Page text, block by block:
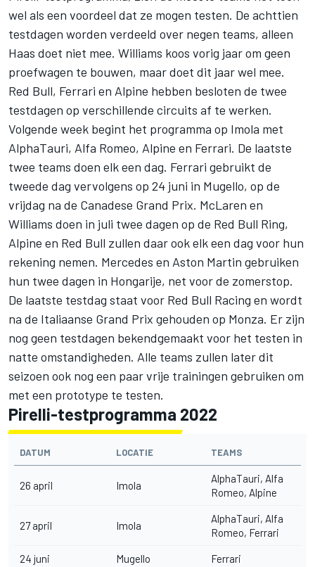
wel als een voordeel dat ze mogen testen. De achttien
testdagen worden verdeeld over negen teams, alleen
Haas doet niet mee. Williams koos vorig jaar om geen
proefwagen te bouwen, maar doet dit jaar wel mee.
Red Bull, Ferrari en Alpine hebben besloten de twee
testdagen op verschillende circuits af te werken.
Volgende week begint het programma op Imola met
AlphaTauri, Alfa Romeo, Alpine en Ferrari. De laatste
twee teams doen elk een dag. Ferrari gebruikt de
tweede dag vervolgens op 24 juni in Mugello, op de
vrijdag na de Canadese Grand Prix. McLaren en
Williams doen in juli twee dagen op de Red Bull Ring,
Alpine en Red Bull zullen daar ook elk een dag voor hun
rekening nemen. Mercedes en Aston Martin gebruiken
hun twee dagen in Hongarije, net voor de zomerstop.
De laatste testdag staat voor Red Bull Racing en wordt
na de Italiaanse Grand Prix gehouden op Monza. Er zijn
nog geen testdagen bekendgemaakt voor het testen in
natte omstandigheden. Alle teams zullen later dit
seizoen ook nog een paar vrije trainingen gebruiken om
met een prototype te testen.
Pirelli-testprogramma 2022
DATUM LOCATIE TEAMS
26 april Imola
AlphaTauri, Alfa
Romeo, Alpine
27 april Imola
AlphaTauri, Alfa
Romeo, Ferrari
24 juni Mugello Ferrari